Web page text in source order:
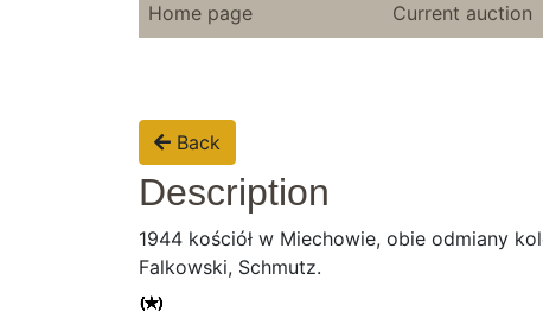
Home page Current auction
Back
Description
1944 kościół w Miechowie, obie odmiany
Falkowski, Schmutz.